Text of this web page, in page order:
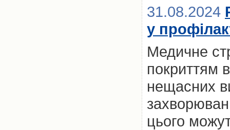
31.08.2024
у
Медичне
покриттям
нещасних
цього